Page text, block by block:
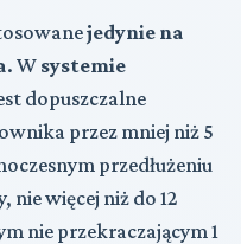
jedynie na
. W systemie
dopuszczalne
przez mniej niż 5
przedłużeniu
nie więcej niż do 12
nie przekraczającym 1